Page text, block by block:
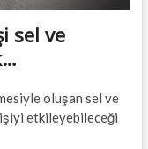
sel ve
oluşan sel ve
etkileyebileceği